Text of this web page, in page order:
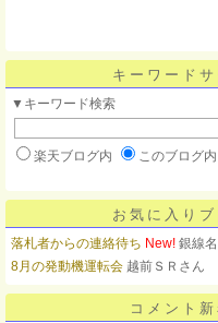
キーワードサ
▼キーワード検索
楽天ブログ内 このブログ内
お気に入りブ
落札者からの連絡待ち New! 銀線
8月の発動機運転会 越前ＳＲさん
コメント新